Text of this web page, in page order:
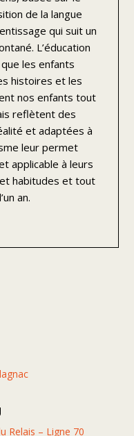
de la langue
qui suit un
L’éducation
les enfants
histoires et les
nos enfants tout
reflètent des
et adaptées à
leur permet
applicable à leurs
habitudes et tout
an.
Relais – Ligne 70